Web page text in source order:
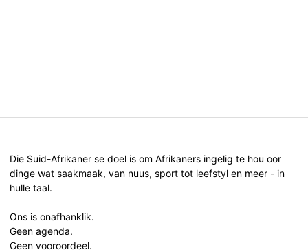
Die Suid-Afrikaner se doel is om Afrikaners ingelig te hou oor
dinge wat saakmaak, van nuus, sport tot leefstyl en meer - in
hulle taal.
Ons is onafhanklik.
Geen agenda.
Geen vooroordeel.